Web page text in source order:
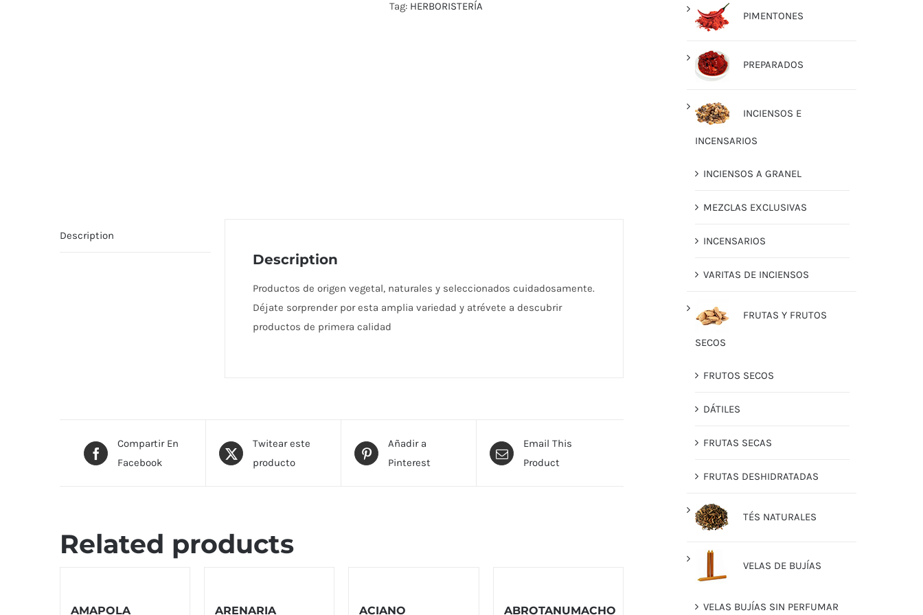
Tag: HERBORISTERÍA
Description
Description
Productos de origen vegetal, naturales y seleccionados cuidadosamente.
Déjate sorprender por esta amplia variedad y atrévete a descubrir
productos de primera calidad
Compartir En
Facebook
Twitear este
producto
Añadir a
Pinterest
Email This
Product
Related products
AMAPOLA
ARENARIA ACIANO ABROTANUMACHO
PIMENTONES
PREPARADOS
INCIENSOS E
INCENSARIOS
INCIENSOS A GRANEL
MEZCLAS EXCLUSIVAS
INCENSARIOS
VARITAS DE INCIENSOS
FRUTAS Y FRUTOS
SECOS
FRUTOS SECOS
DÁTILES
FRUTAS SECAS
FRUTAS DESHIDRATADAS
TÉS NATURALES
VELAS DE BUJÍAS
VELAS BUJÍAS SIN PERFUMAR